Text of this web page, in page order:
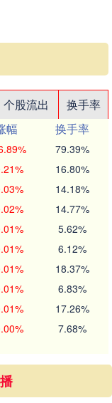
个股流出
换手率
幅
换手率
79.39%
16.80%
14.18%
14.77%
5.62%
6.12%
18.37%
6.83%
17.26%
7.68%